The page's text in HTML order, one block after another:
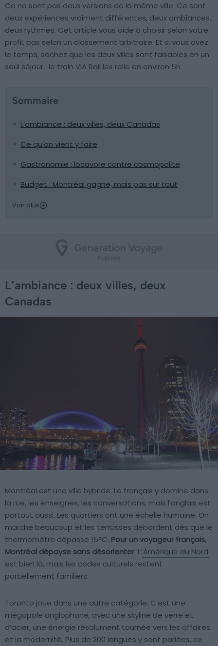
Ce ne sont pas deux versions de la même ville. Ce sont
deux expériences vraiment différentes, deux ambiances,
deux rythmes. Cet article vous aide à choisir selon votre
profil, pas selon un classement arbitraire. Et si vous avez
le temps, sachez que les deux villes sont faisables en un
seul séjour : le train VIA Rail les relie en environ 5h.
Sommaire
L’ambiance : deux villes, deux Canadas
Ce qu’on vient y faire
Gastronomie : locavore contre cosmopolite
Budget : Montréal gagne, mais pas sur tout
Voir plus
L’ambiance : deux villes, deux
Canadas
Montréal est une ville hybride. Le français y domine dans
la rue, les enseignes, les conversations, mais l’anglais est
partout aussi. Les quartiers ont une échelle humaine. On
marche beaucoup et les terrasses débordent dès que le
thermomètre dépasse 15°C. Pour un voyageur français,
Montréal dépayse sans désorienter. L’Amérique du Nord
est bien là, mais les codes culturels restent
partiellement familiers.
Toronto joue dans une autre catégorie. C’est une
mégapole anglophone, avec une skyline de verre et
d’acier, une énergie résolument tournée vers les affaires
et la modernité. Plus de 200 langues y sont parlées, ce